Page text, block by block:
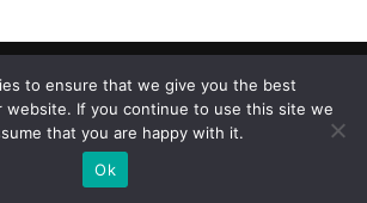
- © - Ozon Media Sremska Mitrovica
to ensure that we give you the best
website. If you continue to use this site we
that you are happy with it.
Ok